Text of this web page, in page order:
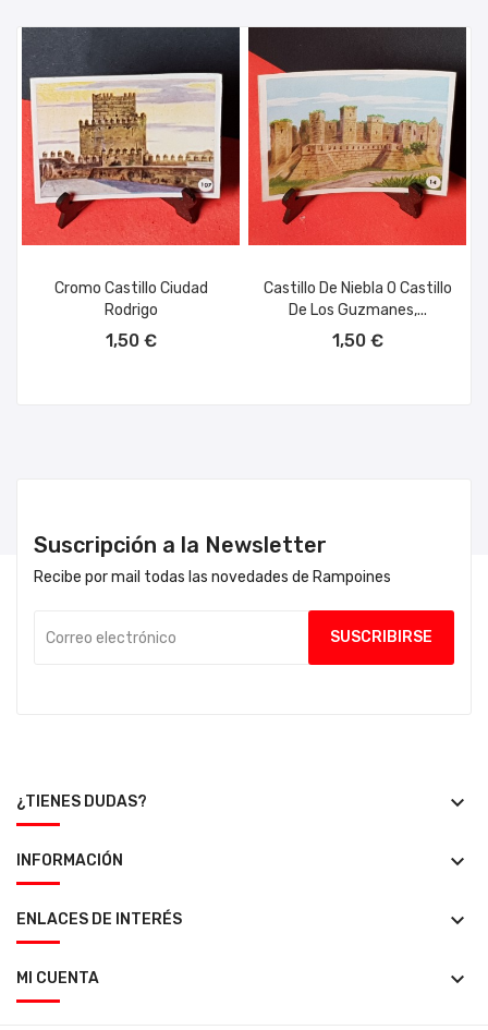
Cromo Castillo Ciudad
Rodrigo
1,50 €
Castillo De Niebla O Castillo
De Los Guzmanes,...
1,50 €
Suscripción a la Newsletter
Recibe por mail todas las novedades de Rampoines
¿TIENES DUDAS? keyboard_arrow_down
INFORMACIÓN keyboard_arrow_down
ENLACES DE INTERÉS keyboard_arrow_down
MI CUENTA keyboard_arrow_down